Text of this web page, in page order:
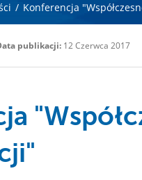
/ Konferencja
publikacji: 12 Czerwca 2017